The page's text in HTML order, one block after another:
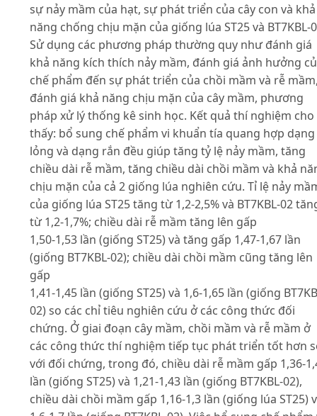
sự nảy mầm của hạt, sự phát triển của cây con và khả
năng chống chịu mặn của giống lúa ST25 và BT7KBL-
Sử dụng các phương pháp thường quy như đánh giá
khả năng kích thích nảy mầm, đánh giá ảnh hưởng
chế phẩm đến sự phát triển của chồi mầm và rễ
đánh giá khả năng chịu mặn của cây mầm, phương
pháp xử lý thống kê sinh học. Kết quả thí nghiệm cho
thấy: bổ sung chế phẩm vi khuẩn tía quang hợp dạng
lỏng và dạng rắn đều giúp tăng tỷ lệ nảy mầm, tăng
chiều dài rễ mầm, tăng chiều dài chồi mầm và khả
chịu mặn của cả 2 giống lúa nghiên cứu. Tỉ lệ nảy
của giống lúa ST25 tăng từ 1,2-2,5% và BT7KBL-02
từ 1,2-1,7%; chiều dài rễ mầm tăng lên gấp
1,50-1,53 lần (giống ST25) và tăng gấp 1,47-1,67 lần
(giống BT7KBL-02); chiều dài chồi mầm cũng tăng lên
gấp
1,41-1,45 lần (giống ST25) và 1,6-1,65 lần (giống
02) so các chỉ tiêu nghiên cứu ở các công thức đối
chứng. Ở giai đoạn cây mầm, chồi mầm và rễ mầm ở
các công thức thí nghiệm tiếp tục phát triển tốt hơn
với đối chứng, trong đó, chiều dài rễ mầm gấp 1,36-
lần (giống ST25) và 1,21-1,43 lần (giống BT7KBL-02),
chiều dài chồi mầm gấp 1,16-1,3 lần (giống lúa ST25)